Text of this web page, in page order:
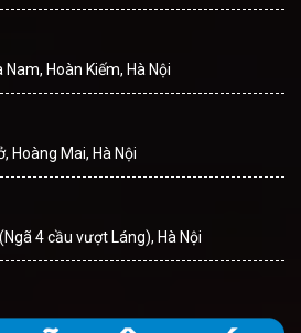
Hoàn Kiếm, Hà Nội
Hoàng Mai, Hà Nội
4 cầu vượt Láng), Hà Nội